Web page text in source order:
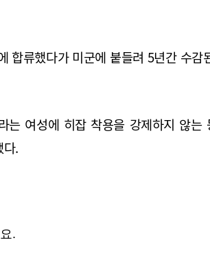
합류했다가 미군에 붙들려 5년간 수
는 여성에 히잡 착용을 강제하지 않
.
.